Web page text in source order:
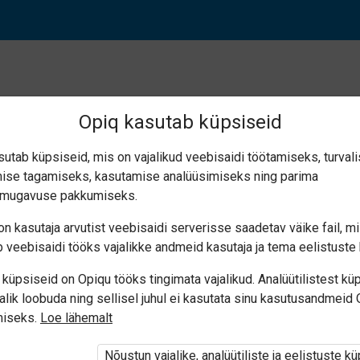
järgi.
(5.4)
Opiq kasutab küpsiseid
küpsiseid, mis on vajalikud veebisaidi töötamiseks,
tagamiseks, kasutamise analüüsimiseks ning parima
pakkumiseks.
kasutaja arvutist veebisaidi serverisse saadetav väike fail,
veebisaidi tööks vajalikke andmeid kasutaja ja tema eelistuste
küpsiseid on Opiqu tööks tingimata vajalikud. Analüütilistest
loobuda ning sellisel juhul ei kasutata sinu kasutusandmeid
Loe lähemalt
Nõustun vajalike, analüütiliste ja eelistuste